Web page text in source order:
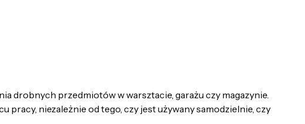
drobnych przedmiotów w warsztacie, garażu czy magazynie.
pracy, niezależnie od tego, czy jest używany samodzielnie, czy